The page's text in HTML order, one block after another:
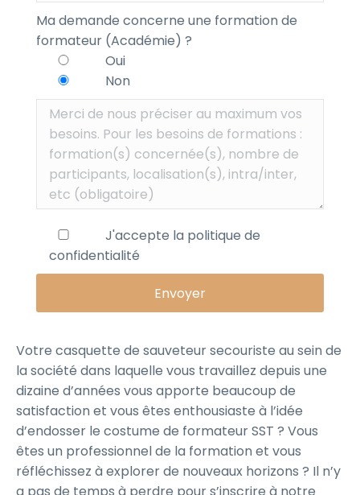
Ma demande concerne une formation de
formateur (Académie) ?
Oui
Non
J'accepte la politique de
confidentialité
Votre casquette de sauveteur secouriste au sein de
la société dans laquelle vous travaillez depuis une
dizaine d’années vous apporte beaucoup de
satisfaction et vous êtes enthousiaste à l’idée
d’endosser le costume de formateur SST ? Vous
êtes un professionnel de la formation et vous
réfléchissez à explorer de nouveaux horizons ? Il n’y